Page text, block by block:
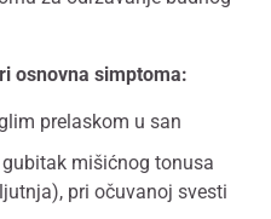
osnovna simptoma:
prelaskom u san
mišićnog tonusa
pri očuvanoj svesti